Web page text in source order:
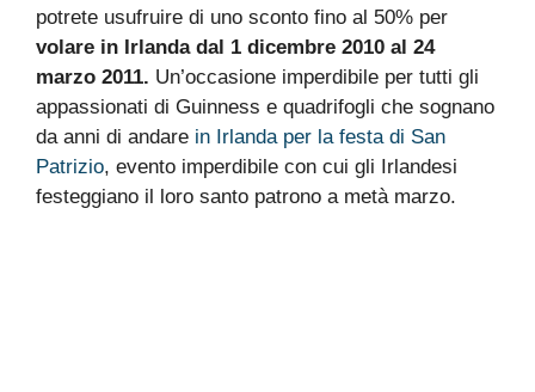
potrete usufruire di uno sconto fino al 50% per
volare in Irlanda dal 1 dicembre 2010 al 24
marzo 2011. Un’occasione imperdibile per tutti gli
appassionati di Guinness e quadrifogli che sognano
da anni di andare in Irlanda per la festa di San
Patrizio, evento imperdibile con cui gli Irlandesi
festeggiano il loro santo patrono a metà marzo.